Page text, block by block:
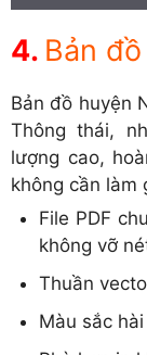
Bản
Bản đồ huyện
Thông thái,
lượng cao,
không cần làm
File PDF
không vỡ
Thuần
Màu sắc